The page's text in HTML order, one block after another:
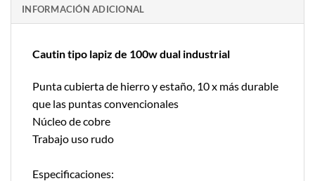
INFORMACIÓN ADICIONAL
Cautin tipo lapiz de 100w dual industrial
Punta cubierta de hierro y estaño, 10 x más durable
que las puntas convencionales
Núcleo de cobre
Trabajo uso rudo
Especificaciones: